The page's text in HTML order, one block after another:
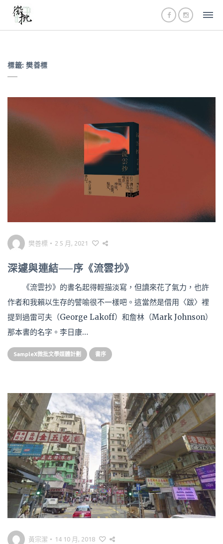
標籤: 樊善標
樊善標 • 2 5 月, 2021
深遽與連結──序《流雲抄》
《流雲抄》的書名起得輕描淡寫，但讀來花了氣力，也許
作者和我賴以生存的譬喻很不一樣吧。這當然是借用〈跋〉裡
提到過雷可夫（George Lakoff）和詹林（Mark Johnson）
那本書的名字。李日康…
SampleX微批文學媒體計劃 書序
黃宗潔 • 14 10 月, 2018